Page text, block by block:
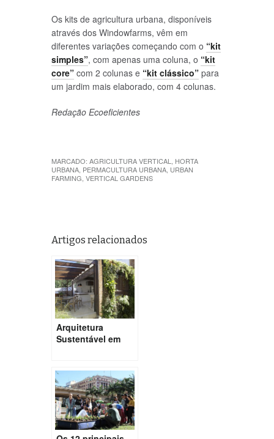
Os kits de agricultura urbana, disponíveis
através dos Windowfarms, vêm em
diferentes variações começando com o “kit
simples”, com apenas uma coluna, o “kit
core”com 2 colunas e “kit clássico”para
um jardim mais elaborado, com 4 colunas.
Redação Ecoeficientes
MARCADO: AGRICULTURA VERTICAL
HORTA
URBANA, PERMACULTURA URBANA, URBAN
FARMING VERTICAL GARDENS
Artigos relacionados
Arquitetura
Sustentável em